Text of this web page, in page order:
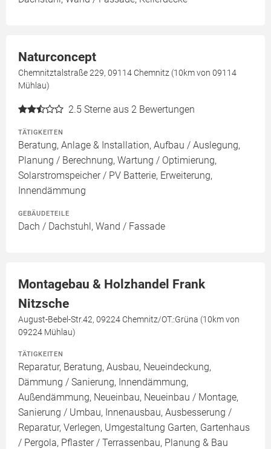
Naturconcept
Chemnitztalstraße 229, 09114 Chemnitz (10km von 09114
Mühlau)
2.5 Sterne aus 2 Bewertungen
TÄTIGKEITEN
Beratung, Anlage & Installation, Aufbau / Auslegung,
Planung / Berechnung, Wartung / Optimierung,
Solarstromspeicher / PV Batterie, Erweiterung,
Innendämmung
GEBÄUDETEILE
Dach / Dachstuhl, Wand / Fassade
Montagebau & Holzhandel Frank
Nitzsche
August-Bebel-Str.42, 09224 Chemnitz/OT.:Grüna (10km von
09224 Mühlau)
TÄTIGKEITEN
Reparatur, Beratung, Ausbau, Neueindeckung,
Dämmung / Sanierung, Innendämmung,
Außendämmung, Neueinbau, Neueinbau / Montage,
Sanierung / Umbau, Innenausbau, Ausbesserung /
Reparatur, Verlegen, Umgestaltung Garten, Gartenhaus
/ Pergola, Pflaster / Terrassenbau, Planung & Bau